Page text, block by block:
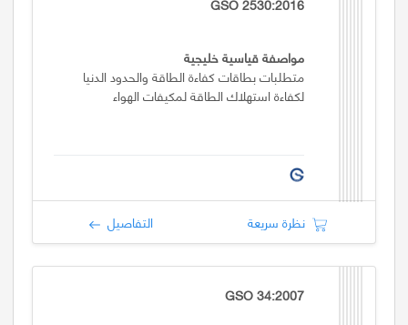
مواصفة قياسية خليجية
متطلبات بطاقات كفاءة الطاقة والحدود الدنيا
لكفاءة استهلاك الطاقة لمكيفات الهواء
نظرة سريعة التفاصيل
GSO 34:2007